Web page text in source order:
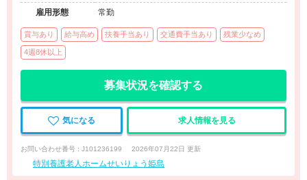
雇用形態
常勤
賞与あり 給与高め 扶養手当あり 交通費手当あり 残業少なめ
4週8休以上
募集状況を確認する
気になる 求人情報を見る
お問い合わせ番号 : J101236199 2026年07月22日 更新
特別養護老人ホームせいりょう姫島